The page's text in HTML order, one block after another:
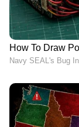
കനത്ത മഴ